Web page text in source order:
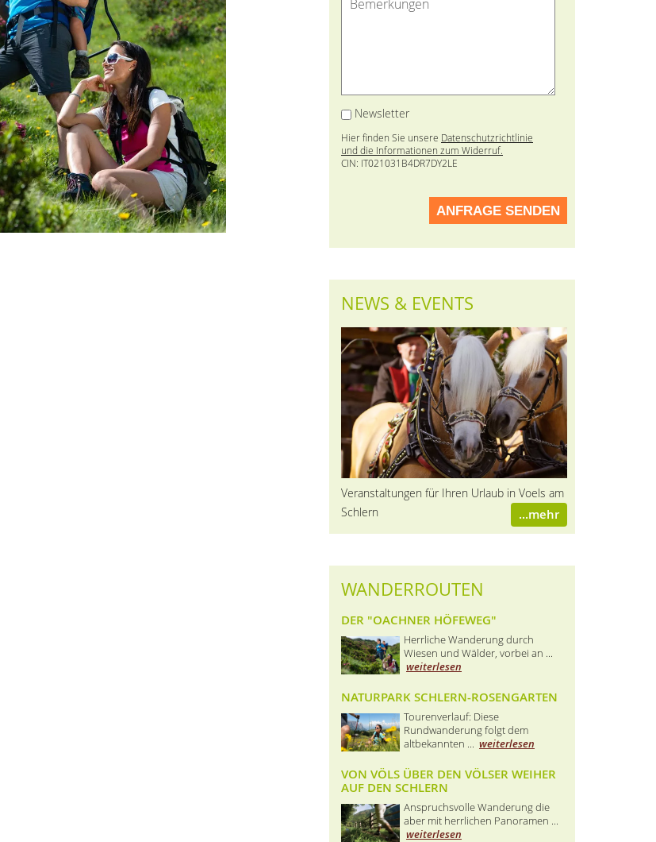
Newsletter
Hier finden Sie unsere Datenschutzrichtlinie
und die Informationen zum Widerruf.
CIN: IT021031B4DR7DY2LE
ANFRAGE SENDEN
NEWS & EVENTS
Veranstaltungen für Ihren Urlaub in Voels am
Schlern
...mehr
WANDERROUTEN
DER "OACHNER HÖFEWEG"
Herrliche Wanderung durch
Wiesen und Wälder, vorbei an ...
weiterlesen
NATURPARK SCHLERN-ROSENGARTEN
Tourenverlauf: Diese
Rundwanderung folgt dem
altbekannten ... weiterlesen
VON VÖLS ÜBER DEN VÖLSER WEIHER
AUF DEN SCHLERN
Anspruchsvolle Wanderung die
aber mit herrlichen Panoramen ...
weiterlesen